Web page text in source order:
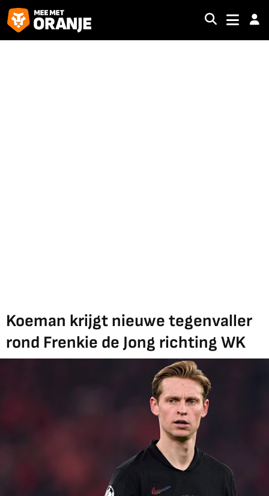
Koeman krijgt nieuwe tegenvaller
rond Frenkie de Jong richting WK